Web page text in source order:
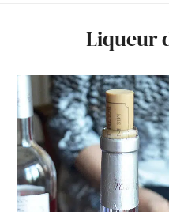
www.guidedesaliments.com
Liqueur